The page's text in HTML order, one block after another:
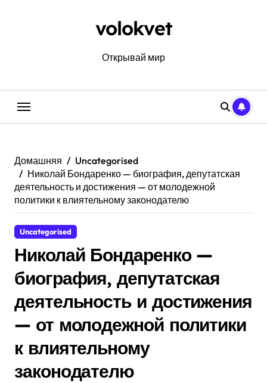
volokvet
Открывай мир
Домашняя
Uncategorised
Николай Бондаренко — биография, депутатская
деятельность и достижения — от молодежной
политики к влиятельному законодателю
Uncategorised
Николай Бондаренко —
биография, депутатская
деятельность и достижения
— от молодежной политики
к влиятельному
законодателю